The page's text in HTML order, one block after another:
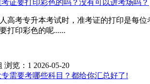
证要打印彩色的吗？没有可以进考场吗？
高考专升本考试时，准考证的打印是每
打印彩色的呢......
浏览：1 2026-05-20
需要考哪些科目？都给你汇总好了!